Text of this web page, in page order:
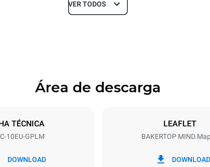
Profundidad
Tamaño de la bandeja
VER TODOS
Área de descarga
TÉCNICA
10EU-GPLM
DOWNLOAD
LEAFLET
BAKERTOP
DOWNLOAD